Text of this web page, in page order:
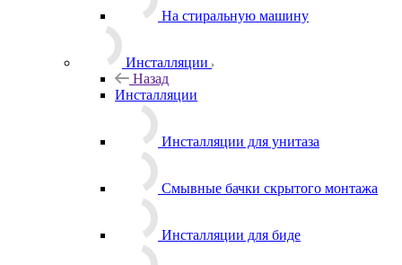
На стиральную машину
Инсталляции
Назад
Инсталляции
Инсталляции для унитаза
Смывные бачки скрытого монтажа
Инсталляции для биде